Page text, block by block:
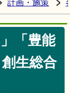
計画・施策
「豊能
生総合